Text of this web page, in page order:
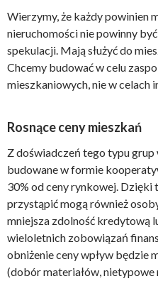
Wierzymy, że każdy powinien
nieruchomości nie powinny
spekulacji. Mają służyć do
Chcemy budować w celu
mieszkaniowych, nie w celach
Rosnące ceny mieszkań
Z doświadczeń tego typu grup
budowane w formie
30% od ceny rynkowej.
przystąpić mogą również
mniejsza zdolność kredytową
wieloletnich zobowiązań
obniżenie ceny wpływ będzie
(dobór materiałów,